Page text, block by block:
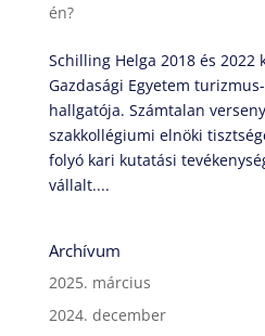
én?
Schilling Helga 2018 és 2022
Gazdasági Egyetem
hallgatója. Számtalan
szakkollégiumi elnöki
folyó kari kutatási
vállalt....
Archívum
2025. március
2024. december